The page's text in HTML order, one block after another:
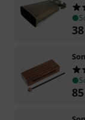
38
85